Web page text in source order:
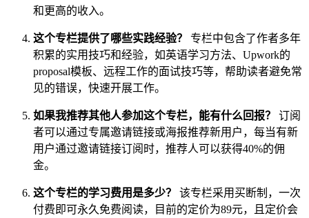
和更高的收入。
这个专栏提供了哪些实践经验？
专栏中包含了作者多年
积累的实用技巧和经验，如英语学习方法、Upwork的
proposal模板、远程工作的面试技巧等，帮助读者避免常
见的错误，快速开展工作。
如果我推荐其他人参加这个专栏，能有什么回报？
订阅
者可以通过专属邀请链接或海报推荐新用户，每当有新
用户通过邀请链接订阅时，推荐人可以获得40%的佣
金。
这个专栏的学习费用是多少？
该专栏采用买断制，一次
付费即可永久免费阅读，目前的定价为89元，且定价会